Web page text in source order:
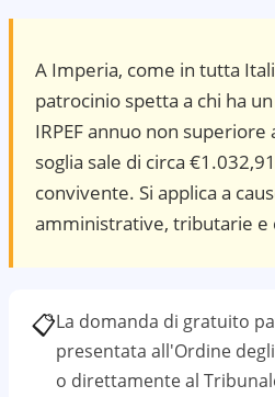
A Imperia, come in tutta
patrocinio spetta a chi ha
IRPEF annuo non superiore
soglia sale di circa
convivente. Si applica a
amministrative, tributarie e
📋La domanda di gratuito
presentata all'Ordine
o direttamente al